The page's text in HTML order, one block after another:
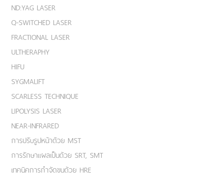
ND:YAG LASER
Q-SWITCHED LASER
FRACTIONAL LASER
ULTHERAPHY
HIFU
SYGMALIFT
SCARLESS TECHNIQUE
LIPOLYSIS LASER
NEAR-INFRARED
การปรับรูปหน้าด้วย MST
การรักษาแผลเป็นด้วย SRT, SMT
เทคนิคการกำจัดขนด้วย HRE